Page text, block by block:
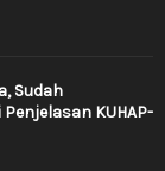
Sudah
KUHAP-